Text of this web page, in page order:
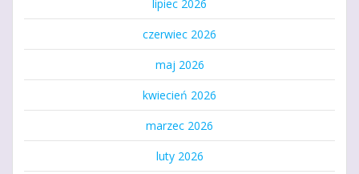
lipiec 2026
czerwiec 2026
maj 2026
kwiecień 2026
marzec 2026
luty 2026